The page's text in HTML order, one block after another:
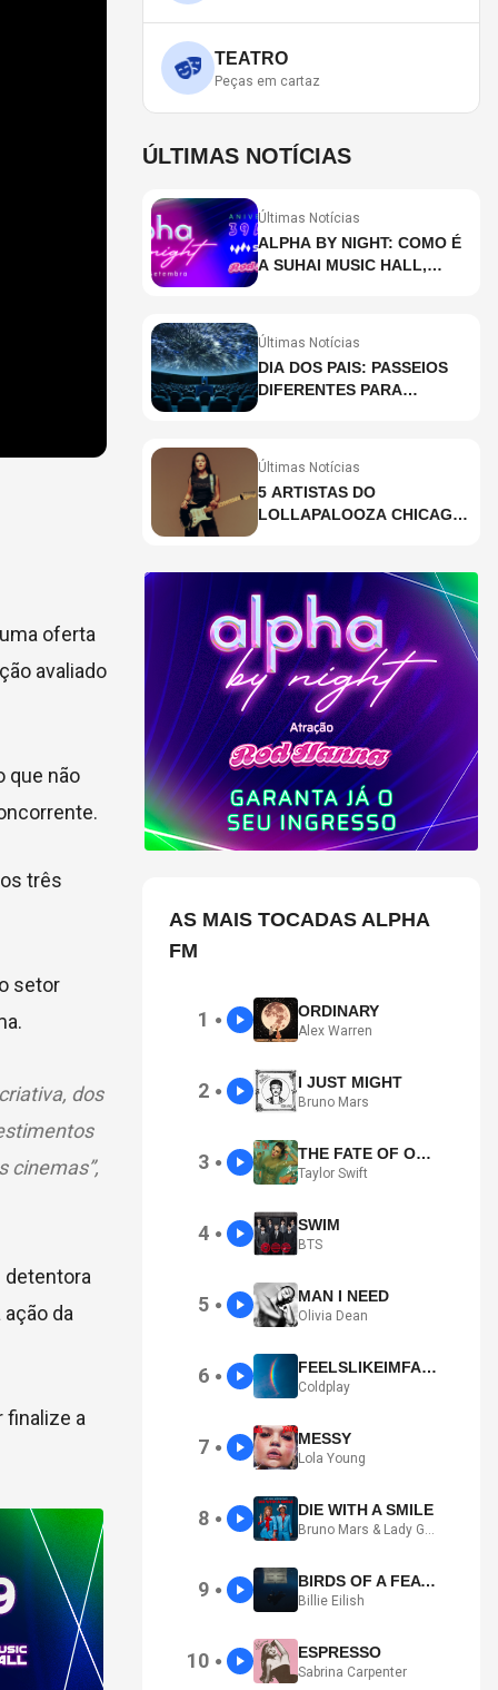
oferta
avaliado
que não
três
setor
dos
cinemas”,
detentora
da
finalize a
TEATRO
Peças em cartaz
ÚLTIMAS NOTÍCIAS
Últimas Notícias
ALPHA BY NIGHT: COMO É
A SUHAI MUSIC HALL,
PAULO?
Últimas Notícias
DIA DOS PAIS: PASSEIOS
DIFERENTES PARA
Últimas Notícias
5 ARTISTAS DO
LOLLAPALOOZA CHICAGO
AS MAIS TOCADAS ALPHA
FM
1 ● ORDINARY
Alex Warren
2 ● I JUST MIGHT
Bruno Mars
3 ● THE FATE OF OPHELIA
Taylor Swift
4 ● SWIM
BTS
5 ● MAN I NEED
Olivia Dean
6 ● FEELSLIKEIMFALLINGINLOVE
Coldplay
7 ● MESSY
Lola Young
8 ● DIE WITH A SMILE
Bruno Mars & Lady Gaga
9 ● BIRDS OF A FEATHER
Billie Eilish
10 ● ESPRESSO
Sabrina Carpenter